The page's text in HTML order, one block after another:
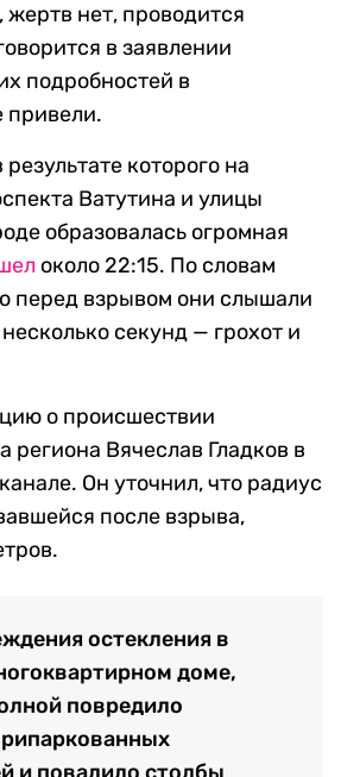
нет, проводится
в заявлении
подробностей в
привели.
которого на
Ватутина и улицы
образовалась огромная
около 22:15. По словам
перед взрывом они слышали
секунд — грохот и
о происшествии
региона Вячеслав Гладков в
Он уточнил, что радиус
после взрыва,
остекления в
доме,
повредило
и повалило столбы